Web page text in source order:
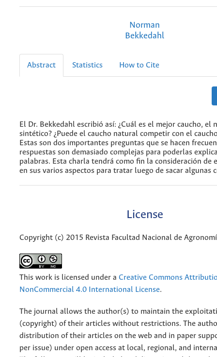
Norman
Bekkedahl
Abstract Statistics How to Cite
El Dr. Bekkedahl escribió así: ¿Cuál es el mejor caucho, el
sintético? ¿Puede el caucho natural competir con el
Estas son dos importantes preguntas que se hacen
respuestas son demasiado complejas para poderlas
palabras. Esta charla tendrá como fin la consideración de
en sus varios aspectos para tratar luego de sacar algunas
License
Copyright (c) 2015 Revista Facultad Nacional de
This work is licensed under a Creative Commons
NonCommercial 4.0 International License.
The journal allows the author(s) to maintain the
(copyright) of their articles without restrictions. The
distribution of their articles on the web and in paper
per issue) under open access at local, regional, and